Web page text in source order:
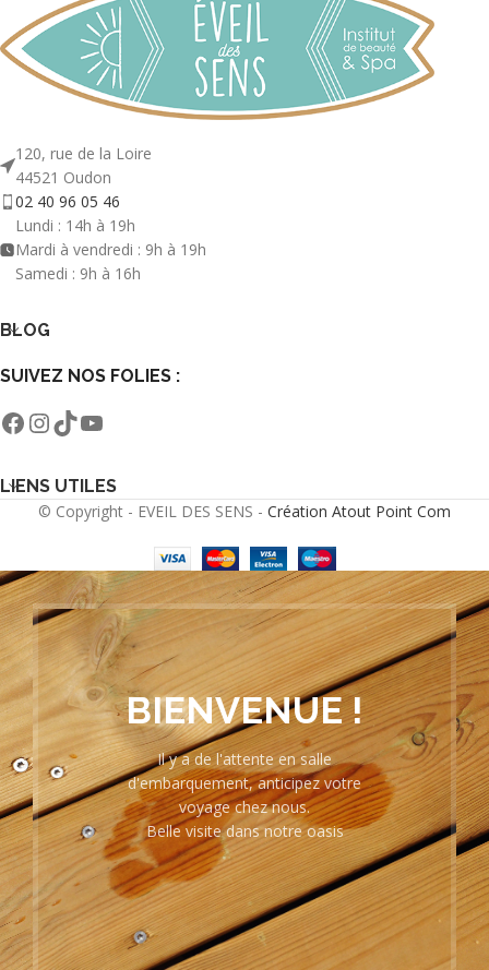
120, rue de la Loire
44521 Oudon
02 40 96 05 46
Lundi : 14h à 19h
Mardi à vendredi : 9h à 19h
Samedi : 9h à 16h
BLOG
SUIVEZ NOS FOLIES :
LIENS UTILES
© Copyright - EVEIL DES SENS - Création Atout Point Com
BIENVENUE !
Il y a de l'attente en salle
d'embarquement, anticipez votre
voyage chez nous.
Belle visite dans notre oasis